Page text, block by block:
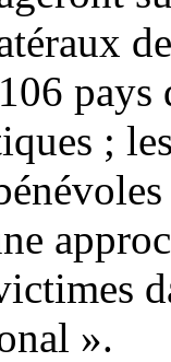
pays
;
».